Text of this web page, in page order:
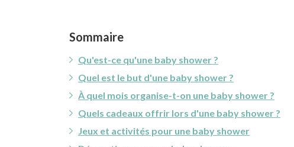
Sommaire
Qu'est-ce qu'une baby shower ?
Quel est le but d'une baby shower ?
À quel mois organise-t-on une baby shower ?
Quels cadeaux offrir lors d'une baby shower ?
Jeux et activités pour une baby shower